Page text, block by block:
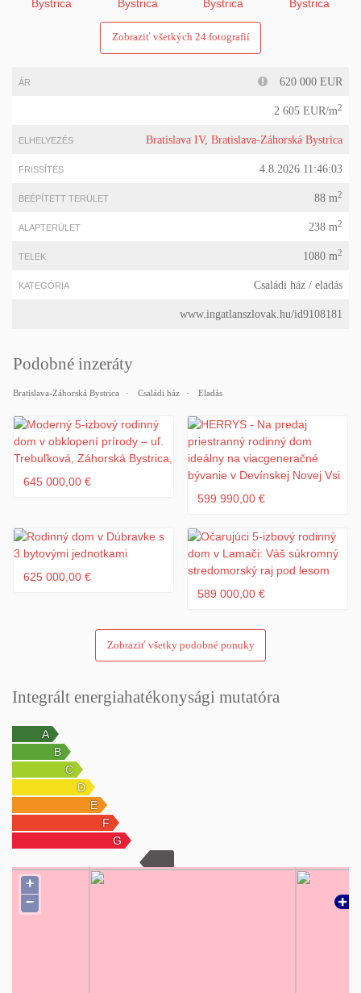
Zobraziť všetkých 24 fotografií
ÁR 620 000 EUR
2 605 EUR/m2
ELHELYEZÉS Bratislava IV, Bratislava-Záhorská Bystrica
FRISSÍTÉS 4.8.2026 11:46:03
BEÉPÍTETT TERÜLET 88 m2
ALAPTERÜLET 238 m2
TELEK 1080 m2
KATEGÓRIA Családi ház / eladás
www.ingatlanszlovak.hu/id9108181
Podobné inzeráty
Bratislava-Záhorská Bystrica Családi ház Eladás
645 000,00 €
599 990,00 €
625 000,00 €
589 000,00 €
Zobraziť všetky podobné ponuky
Integrált energiahatékonysági mutatóra
+
−